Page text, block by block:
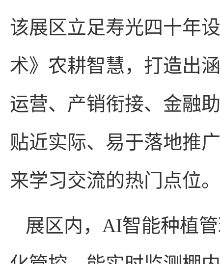
该展区立足寿光四十年
术》农耕智慧，打造出
运营、产销衔接、金融
贴近实际、易于落地推
来学习交流的热门点位。
展区内，AI智能种植